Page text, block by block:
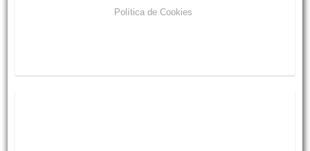
Política de Cookies